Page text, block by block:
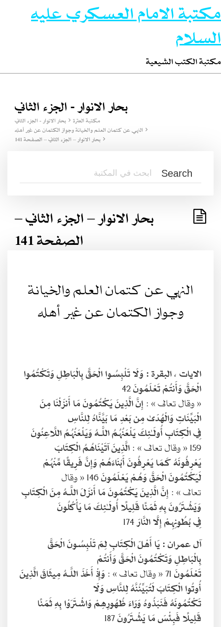
مكتبة الامام العسكري عليه
السلام
مكتبة الكتب الشيعية
بحار الانوار - الجزء الثاني
مكتبة العترة
بحار الانوار - الجزء الثاني
النهي عن كتمان العلم والخيانة وجواز الكتمان عن غير أهله
بحار الانوار – الجزء الثاني – الصفحة 141
بحار الانوار – الجزء الثاني –
الصفحة 141
النهي عن كتمان العلم والخيانة
وجواز الكتمان عن غير أهله
الايات ، البقرة :وَلَا تَلْبِسُوا الْحَقَّ بِالْبَاطِلِ وَتَكْتُمُوا
الْحَقَّ وَأَنتُمْ تَعْلَمُونَ
« وقال تعالى » :إِنَّ الَّذِينَ يَكْتُمُونَ مَا أَنزَلْنَا مِنَ
الْبَيِّنَاتِ وَالْهُدَىٰ مِن بَعْدِ مَا بَيَّنَّاهُ لِلنَّاسِ
فِي الْكِتَابِ أُولَـٰئِكَ يَلْعَنُهُمُ اللَّـهُ وَيَلْعَنُهُمُ اللَّاعِنُونَ
159 « وقال تعالى » :
الَّذِينَ آتَيْنَاهُمُ الْكِتَابَ
يَعْرِفُونَهُ كَمَا يَعْرِفُونَ أَبْنَاءَهُمْ وَإِنَّ فَرِيقًا مِّنْهُمْ
لَيَكْتُمُونَ الْحَقَّ وَهُمْ يَعْلَمُونَ
تعالى » :إِنَّ الَّذِينَ يَكْتُمُونَ مَا أَنزَلَ اللَّـهُ مِنَ الْكِتَابِ
وَيَشْتَرُونَ بِهِ ثَمَنًا قَلِيلًا أُولَـٰئِكَ مَا يَأْكُلُونَ
فِي بُطُونِهِمْ إِلَّا النَّارَ174
آل عمران :يَا أَهْلَ الْكِتَابِ لِمَ تَلْبِسُونَ الْحَقَّ
بِالْبَاطِلِ وَتَكْتُمُونَ الْحَقَّ وَأَنتُمْ
تَعْلَمُونَ
وَإِذْ أَخَذَ اللَّـهُ مِيثَاقَ الَّذِينَ
أُوتُوا الْكِتَابَ لَتُبَيِّنُنَّهُ لِلنَّاسِ وَلَا
تَكْتُمُونَهُ فَنَبَذُوهُ وَرَاءَ ظُهُورِهِمْ وَاشْتَرَوْا بِهِ ثَمَنًا
قَلِيلًا فَبِئْسَ مَا يَشْتَرُونَ